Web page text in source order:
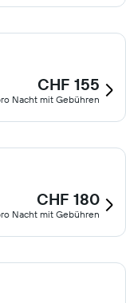
CHF 155
Nacht mit Gebühren
CHF 180
Nacht mit Gebühren